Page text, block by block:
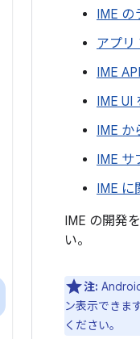
IME の
アプリ
IME API
IME UI
IME か
IME サ
IME に
IME の開発
い。
注:
ン表示できま
ください。